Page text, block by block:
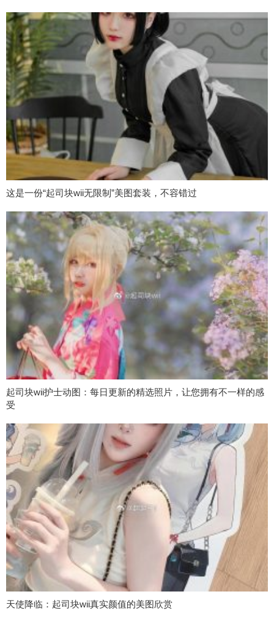
这是一份“起司块wii无限制”美图套装，不容错过
起司块wii护士动图：每日更新的精选照片，让您拥有不一样的感
受
天使降临：起司块wii真实颜值的美图欣赏